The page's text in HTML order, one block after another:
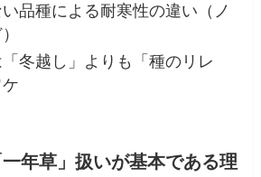
品種による耐寒性の違い（ノ
冬越し」よりも「種のリレ
年草」扱いが基本である理